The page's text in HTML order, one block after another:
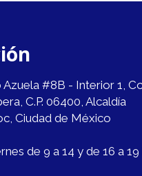
Azuela #8B - Interior 1,
C.P. 06400, Alcaldía
Ciudad de México
de 9 a 14 y de 16 a 19